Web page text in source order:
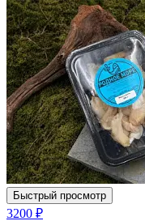
Быстрый просмотр
3200 ₽